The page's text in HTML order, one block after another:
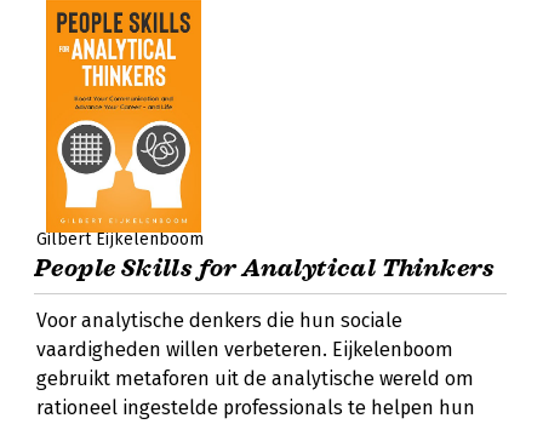
Gilbert Eijkelenboom
People Skills for Analytical Thinkers
Voor analytische denkers die hun sociale
vaardigheden willen verbeteren. Eijkelenboom
gebruikt metaforen uit de analytische wereld om
rationeel ingestelde professionals te helpen hun